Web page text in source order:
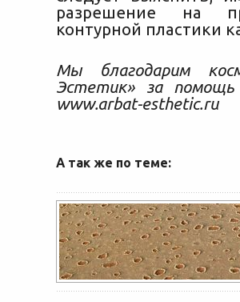
разрешение на
контурной пластики
Мы благодарим
Эстетик» за
www.arbat-esthetic.ru
А так же по теме: